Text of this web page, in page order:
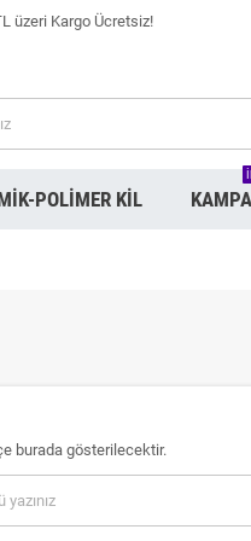
üzeri Kargo Ücretsiz!
POLIMER KIL
burada gösterilecektir.